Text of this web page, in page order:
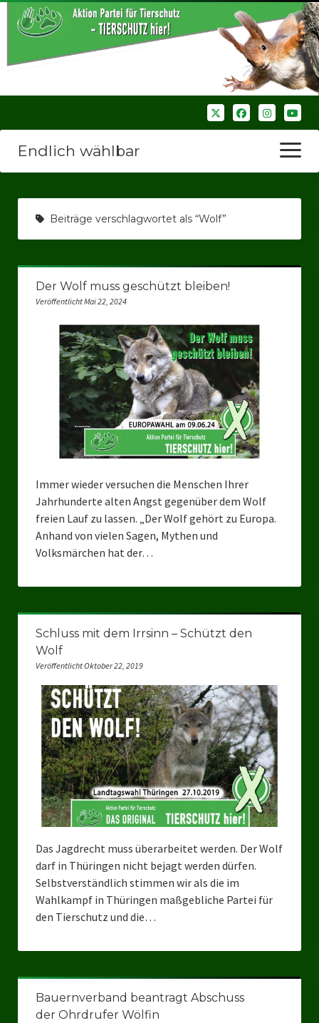
Endlich wählbar
Menü
öffnen
Wir über uns
Bezirksverbände
Bezirksverband Mettmann
Kreisverbände
Kreisverband Düsseldorf
Kreisverband Neuss
Kreisverband Duisburg
Kreisverband Gelsenkirchen
Kreisverband Oberhausen
Kreisverband Bottrop
Landesverbände
Landesverband Thüringen
Landesverband Sachsen-Anhalt
Landesverband Sachsen
Landesverband Schleswig-Holstein
Landesverband Mecklenburg-Vorpommern
Landesverband Hamburg
Landesverband Berlin
Kommunale Gremien
Ratsgruppe Tierschutz / DAL-WGD Duisburg
Beiträge verschlagwortet als “Wolf”
Der Wolf muss geschützt bleiben!
Veröffentlicht Mai 22, 2024
Immer wieder versuchen die Menschen Ihrer
Jahrhunderte alten Angst gegenüber dem Wolf
freien Lauf zu lassen. „Der Wolf gehört zu Europa.
Anhand von vielen Sagen, Mythen und
Volksmärchen hat der…
Schluss mit dem Irrsinn – Schützt den
Wolf
Veröffentlicht Oktober 22, 2019
Das Jagdrecht muss überarbeitet werden. Der Wolf
darf in Thüringen nicht bejagt werden dürfen.
Selbstverständlich stimmen wir als die im
Wahlkampf in Thüringen maßgebliche Partei für
den Tierschutz und die…
Bauernverband beantragt Abschuss
der Ohrdrufer Wölfin